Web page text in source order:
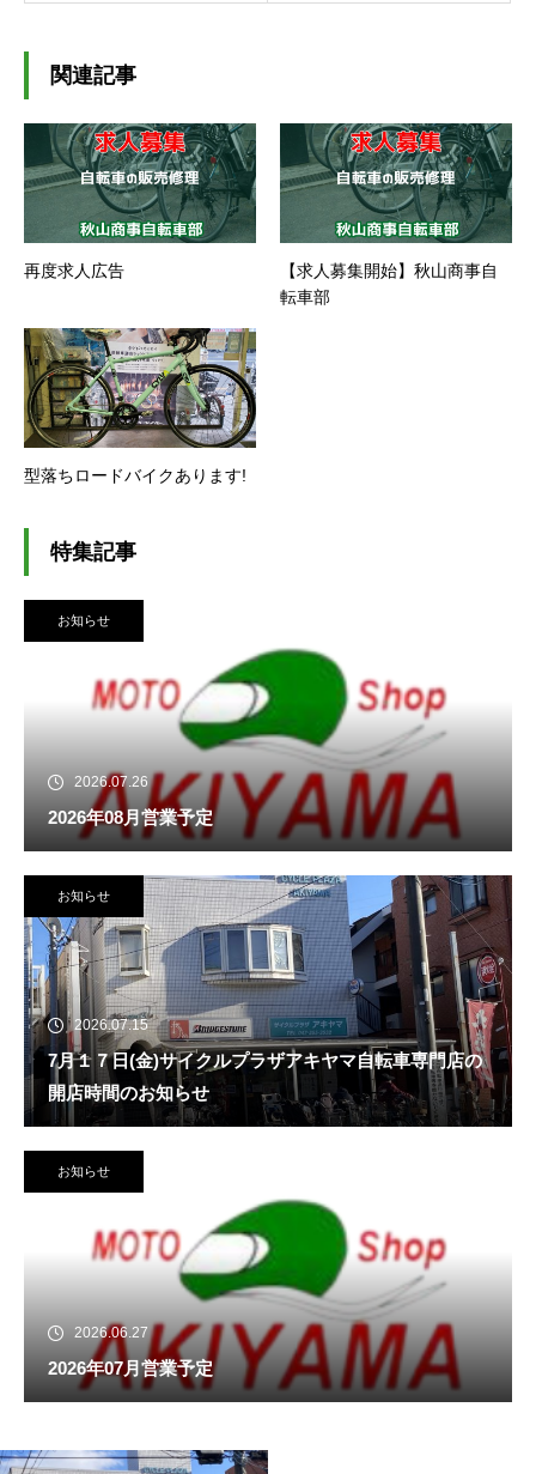
関連記事
再度求人広告
【求人募集開始】秋山商事自
転車部
型落ちロードバイクあります!
特集記事
お知らせ
2026.07.26
2026年08月営業予定
お知らせ
2026.07.15
7月１７日(金)サイクルプラザアキヤマ自転車専門店の
開店時間のお知らせ
お知らせ
2026.06.27
2026年07月営業予定